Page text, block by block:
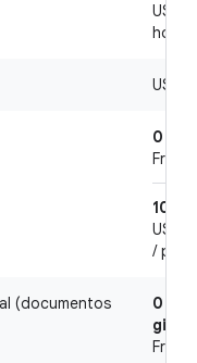
US$
hour,
US$
0
Free
100
US$
/
(documentos
0
Free